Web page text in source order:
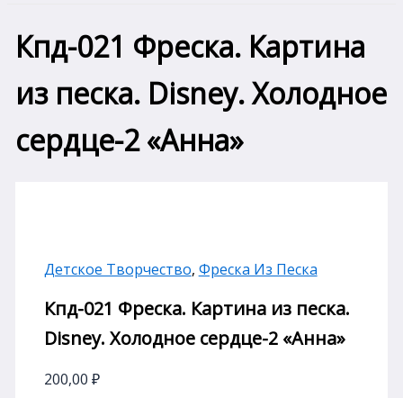
Кпд-021 Фреска. Картина
из песка. Disney. Холодное
сердце-2 «Анна»
Детское Творчество, Фреска Из Песка
Кпд-021 Фреска. Картина из песка.
Disney. Холодное сердце-2 «Анна»
200,00 ₽